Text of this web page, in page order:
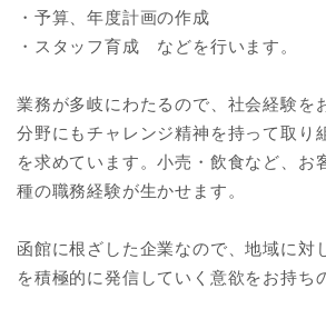
・予算、年度計画の作成
・スタッフ育成 などを行います。
業務が多岐にわたるので、社会経験を
分野にもチャレンジ精神を持って取り
を求めています。小売・飲食など、お
種の職務経験が生かせます。
函館に根ざした企業なので、地域に対
を積極的に発信していく意欲をお持ち